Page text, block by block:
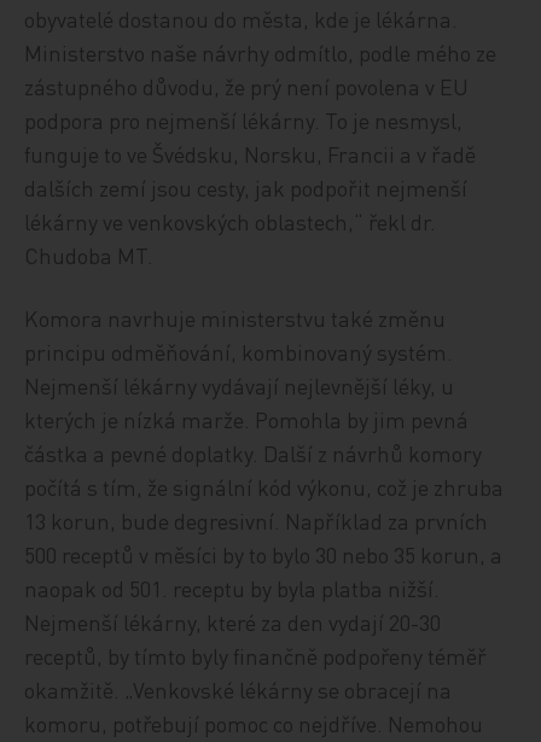
obyvatelé dostanou do města, kde je lékárna.
Ministerstvo naše návrhy odmítlo, podle mého ze
zástupného důvodu, že prý není povolena v EU
podpora pro nejmenší lékárny. To je nesmysl,
funguje to ve Švédsku, Norsku, Francii a v řadě
dalších zemí jsou cesty, jak podpořit nejmenší
lékárny ve venkovských oblastech,“ řekl dr.
Chudoba MT.
Komora navrhuje ministerstvu také změnu
principu odměňování, kombinovaný systém.
Nejmenší lékárny vydávají nejlevnější léky, u
kterých je nízká marže. Pomohla by jim pevná
částka a pevné doplatky. Další z návrhů komory
počítá s tím, že signální kód výkonu, což je zhruba
13 korun, bude degresivní. Například za prvních
500 receptů v měsíci by to bylo 30 nebo 35 korun, a
naopak od 501. receptu by byla platba nižší.
Nejmenší lékárny, které za den vydají 20-30
receptů, by tímto byly finančně podpořeny téměř
okamžitě. „Venkovské lékárny se obracejí na
komoru, potřebují pomoc co nejdříve. Nemohou